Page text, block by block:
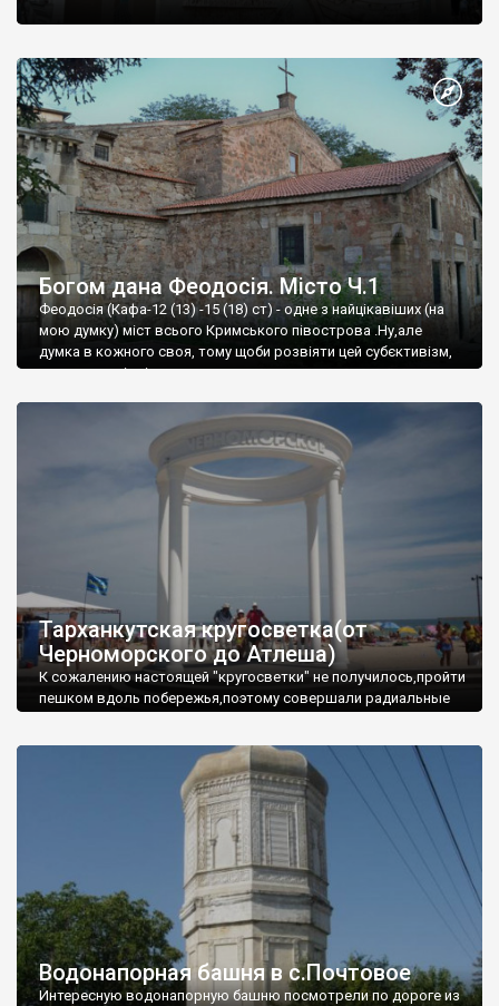
Богом дана Феодосія. Місто Ч.1
Феодосія (Кафа-12 (13) -15 (18) ст) - одне з найцікавіших (на
мою думку) міст всього Кримського півострова .Ну,але
думка в кожного своя, тому щоби розвіяти цей субєктивізм,
запрошую відвідати це
Тарханкутская кругосветка(от
Черноморского до Атлеша)
К сожалению настоящей "кругосветки" не получилось,пройти
пешком вдоль побережья,поэтому совершали радиальные
Водонапорная башня в с.Почтовое
Интересную водонапорную башню посмотрели по дороге из